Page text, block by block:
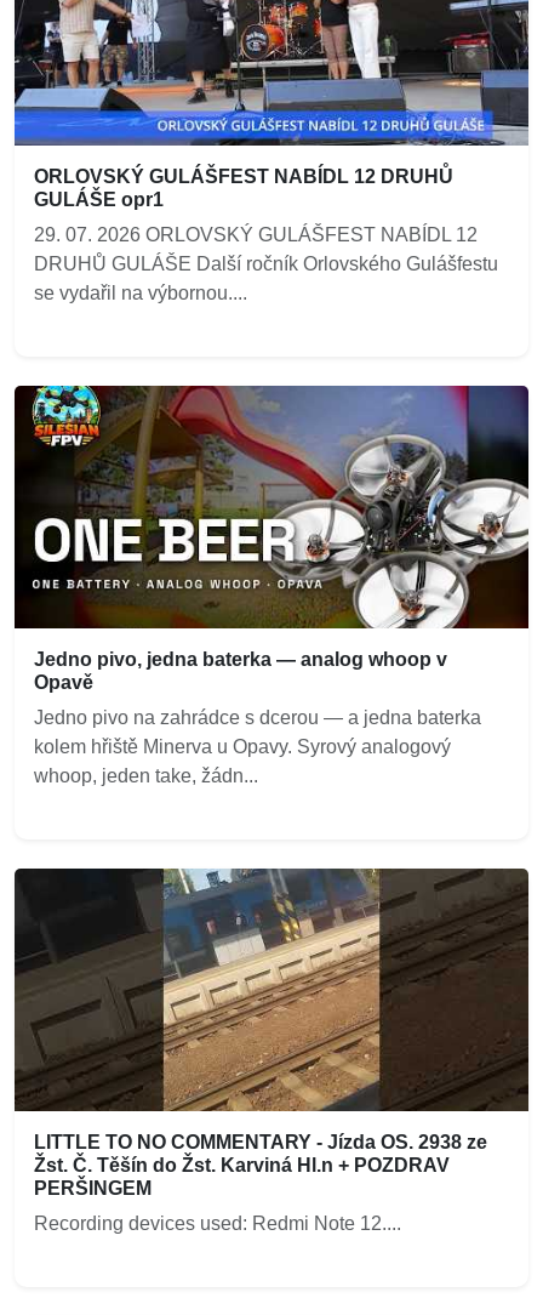
ORLOVSKÝ GULÁŠFEST NABÍDL 12 DRUHŮ
GULÁŠE opr1
29. 07. 2026 ORLOVSKÝ GULÁŠFEST NABÍDL 12
DRUHŮ GULÁŠE Další ročník Orlovského Gulášfestu
se vydařil na výbornou....
Jedno pivo, jedna baterka — analog whoop v
Opavě
Jedno pivo na zahrádce s dcerou — a jedna baterka
kolem hřiště Minerva u Opavy. Syrový analogový
whoop, jeden take, žádn...
LITTLE TO NO COMMENTARY - Jízda OS. 2938 ze
Žst. Č. Těšín do Žst. Karviná Hl.n + POZDRAV
PERŠINGEM
Recording devices used: Redmi Note 12....